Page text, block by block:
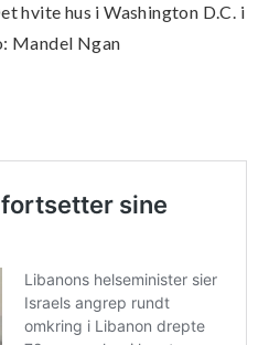
hvite hus i Washington D.C. i
Mandel Ngan